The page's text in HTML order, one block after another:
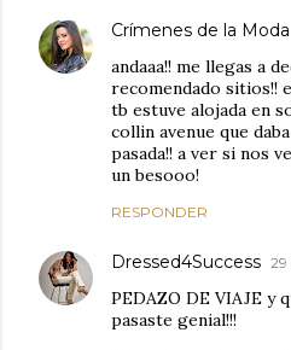
Crímenes de la Moda
andaaa!! me llegas a
recomendado sitios!!
tb estuve alojada en
collin avenue que
pasada!! a ver si nos
un besooo!
RESPONDER
Dressed4Success 29
PEDAZO DE VIAJE y
pasaste genial!!!